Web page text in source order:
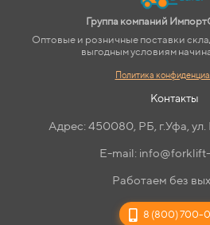
Группа компаний
Оптовые и розничные поставки
выгодным условиям
Политика
Контакты
Адрес: 450080, РБ, г.Уфа,
E-mail:
Работаем без
8 (800) 700-